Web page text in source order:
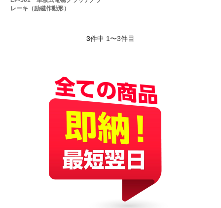
レーキ（励磁作動形）
3件中 1〜3件目